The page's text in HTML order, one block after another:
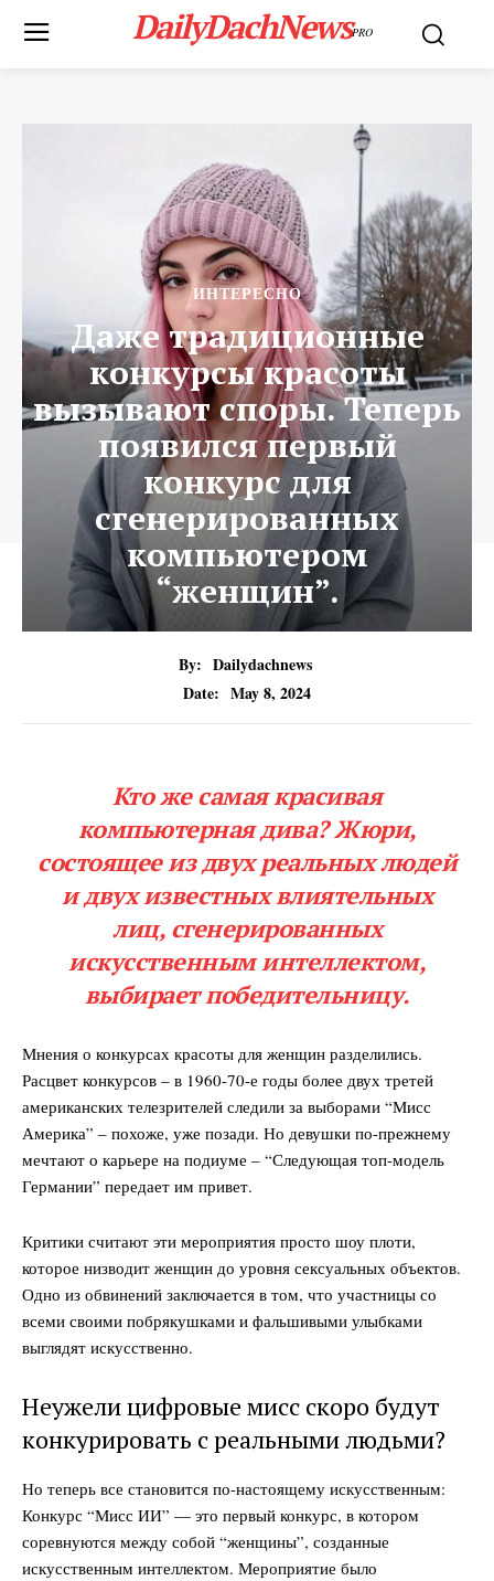
DailyDachNewsPRO
ИНТЕРЕСНО
Даже традиционные
конкурсы красоты
вызывают споры. Теперь
появился первый
конкурс для
сгенерированных
компьютером
“женщин”.
By: Dailydachnews
Date: May 8, 2024
Кто же самая красивая
компьютерная дива? Жюри,
состоящее из двух реальных людей
и двух известных влиятельных
лиц, сгенерированных
искусственным интеллектом,
выбирает победительницу.
Мнения о конкурсах красоты для женщин разделились.
Расцвет конкурсов – в 1960-70-е годы более двух третей
американских телезрителей следили за выборами “Мисс
Америка” – похоже, уже позади. Но девушки по-прежнему
мечтают о карьере на подиуме – “Следующая топ-модель
Германии” передает им привет.
Критики считают эти мероприятия просто шоу плоти,
которое низводит женщин до уровня сексуальных объектов.
Одно из обвинений заключается в том, что участницы со
всеми своими побрякушками и фальшивыми улыбками
выглядят искусственно.
Неужели цифровые мисс скоро будут
конкурировать с реальными людьми?
Но теперь все становится по-настоящему искусственным:
Конкурс “Мисс ИИ” — это первый конкурс, в котором
соревнуются между собой “женщины”, созданные
искусственным интеллектом. Мероприятие было